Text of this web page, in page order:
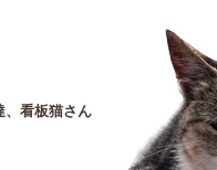
、看板猫さん